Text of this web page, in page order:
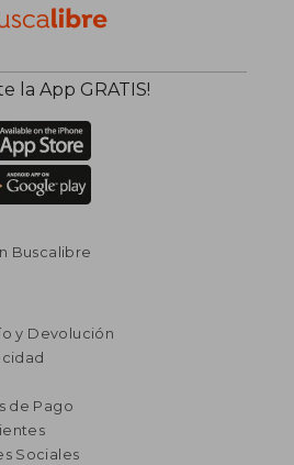
la App GRATIS!
Buscalibre
y Devolución
de Pago
Sociales